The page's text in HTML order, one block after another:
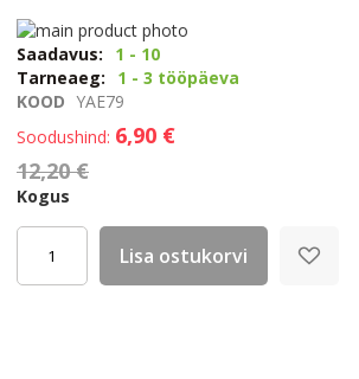
Skip
to
the
end
the
images
gallery
Skip
to
the
of
the
images
Saadavus:
1 - 10
Tarneaeg:
1 - 3 tööpäeva
KOOD YAE79
Soodushind 6,90 €
12,20 €
Kogus
Lisa ostukorvi